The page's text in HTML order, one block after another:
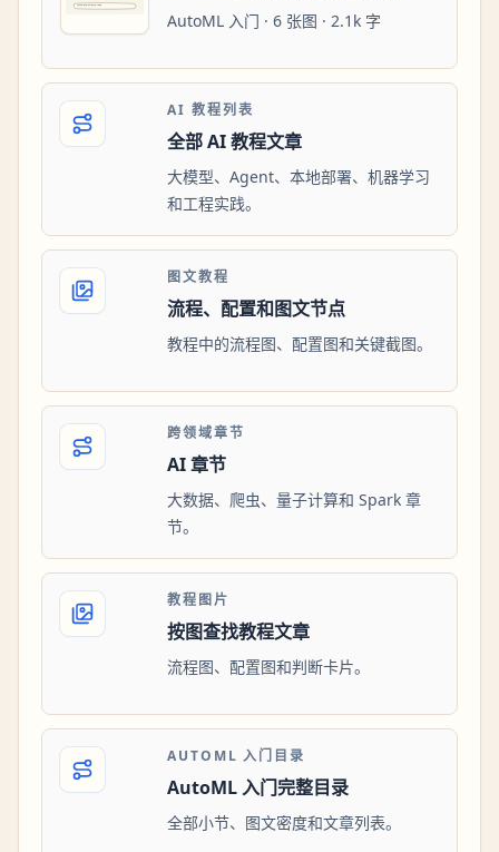
AutoML 入门 · 6 张图 · 2.1k 字
AI 教程列表
全部 AI 教程文章
大模型、Agent、本地部署、机器学习
和工程实践。
图文教程
流程、配置和图文节点
教程中的流程图、配置图和关键截图。
跨领域章节
AI 章节
大数据、爬虫、量子计算和 Spark 章
节。
教程图片
按图查找教程文章
流程图、配置图和判断卡片。
AUTOML 入门目录
AutoML 入门完整目录
全部小节、图文密度和文章列表。